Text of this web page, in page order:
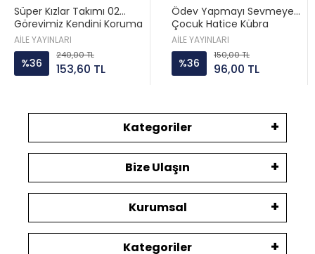
Süper Kızlar Takımı 02
Görevimiz Kendini Koruma
Aile ayın
AİLE YAYINLARI
%36
240,00 TL
153,60 TL
Ödev Yapmayı Sevmeyen
Çocuk Hatice Kübra
Tongar Aile yayın
AİLE YAYINLARI
%36
150,00 TL
96,00 TL
Kategoriler
Bize Ulaşın
Kurumsal
Kategoriler